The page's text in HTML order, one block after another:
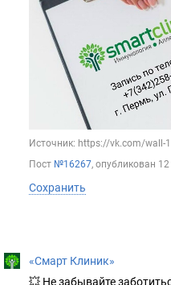
Источник: https://vk.com/wall-
Пост №16267, опубликован
Сохранить
«Смарт Клиник»
💥 Не забывайте